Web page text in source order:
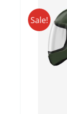
Sale!